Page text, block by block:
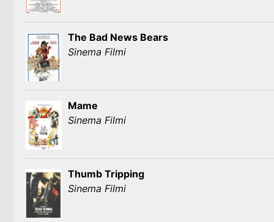
The Bad News Bears
Sinema Filmi
Mame
Sinema Filmi
Thumb Tripping
Sinema Filmi